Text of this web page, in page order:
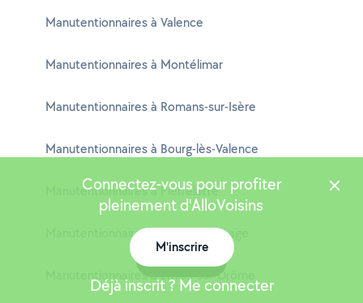
Manutentionnaires à Valence
Manutentionnaires à Montélimar
Manutentionnaires à Romans-sur-Isère
Manutentionnaires à Bourg-lès-Valence
Manutentionnaires à Pierrelatte
Manutentionnaires à Bourg-de-Péage
Manutentionnaires à Livron-sur-Drôme
Connectez-vous pour profiter
pleinement d'AlloVoisins
M'inscrire
Déjà inscrit ? Me connecter